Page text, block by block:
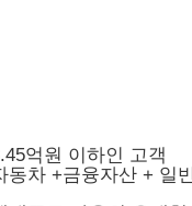
억원 이하인 고객
동차 +금융자산 + 일